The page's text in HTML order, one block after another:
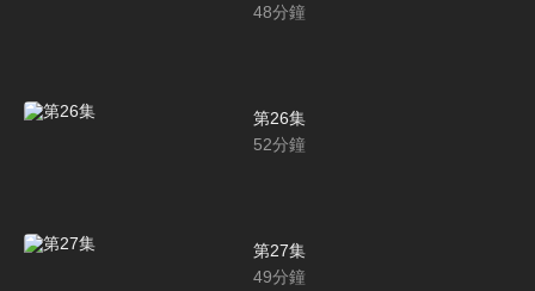
48分鐘
第26集
52分鐘
第27集
49分鐘